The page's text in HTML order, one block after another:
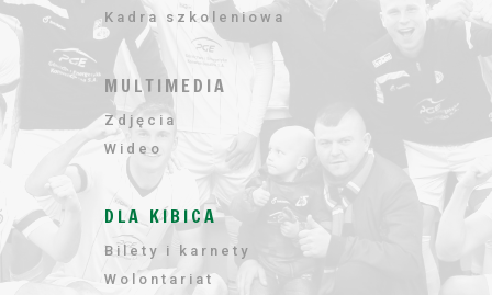
Kadra szkoleniowa
MULTIMEDIA
Zdjęcia
Wideo
DLA KIBICA
Bilety i karnety
Wolontariat